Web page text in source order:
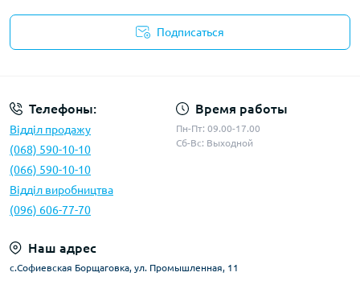
Подписаться
Телефоны:
Відділ продажу
(068) 590-10-10
(066) 590-10-10
Відділ виробництва
(096) 606-77-70
Время работы
Пн-Пт: 09.00-17.00
Сб-Вс: Выходной
Наш адрес
с.Софиевская Борщаговка, ул. Промышленная, 11